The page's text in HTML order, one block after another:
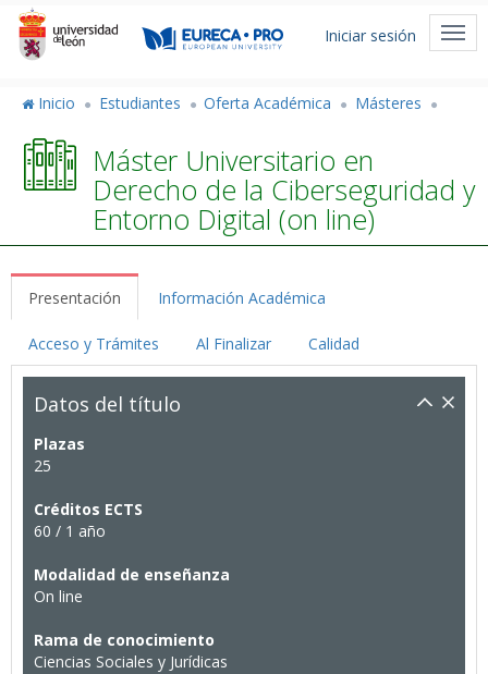
Pasar
contenido
Menú
cuenta
usuario
Iniciar sesión
Inicio Estudiantes Oferta Académica Másteres
Máster Universitario en
Derecho de la Ciberseguridad y
Entorno Digital (on line)
Presentación Información Académica
Acceso y Trámites Al Finalizar Calidad
Datos del título
Plazas
25
Créditos ECTS
60 / 1 año
Modalidad de enseñanza
On line
Rama de conocimiento
Ciencias Sociales y Jurídicas